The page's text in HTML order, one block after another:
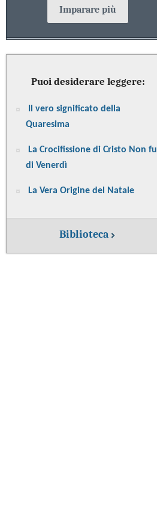
Imparare più
Puoi desiderare leggere:
Il vero significato della
Quaresima
La Crocifissione di Cristo Non fu
di Venerdì
La Vera Origine del Natale
Biblioteca